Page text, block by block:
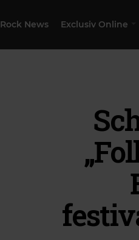
Rock News Exclusiv Online